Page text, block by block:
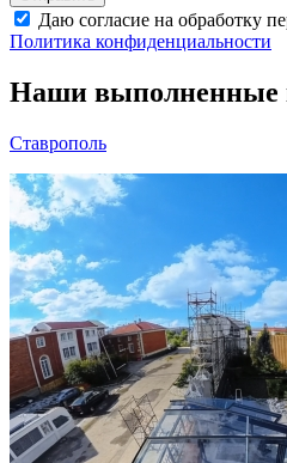
Даю согласие на обработку
Политика конфиденциальности
Наши выполненные
Ставрополь